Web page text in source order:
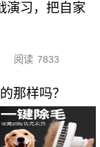
演习，把自家
阅读 7833
那样吗？